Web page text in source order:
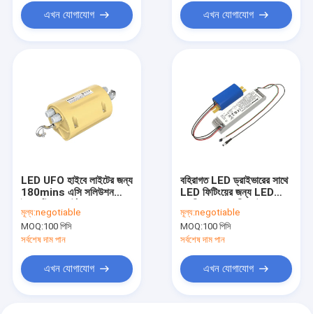
এখন যোগাযোগ এখন যোগাযোগ
LED UFO হাইবে লাইটের জন্য
180mins এসি সলিউশন
মূল্য:negotiable
MOQ:100 পিসি
সর্বশেষ দাম পান
এখন যোগাযোগ
বহিরাগত LED ড্রাইভারের সাথে
LED ফিটিংয়ের জন্য LED
মূল্য:negotiable
MOQ:100 পিসি
সর্বশেষ দাম পান
এখন যোগাযোগ